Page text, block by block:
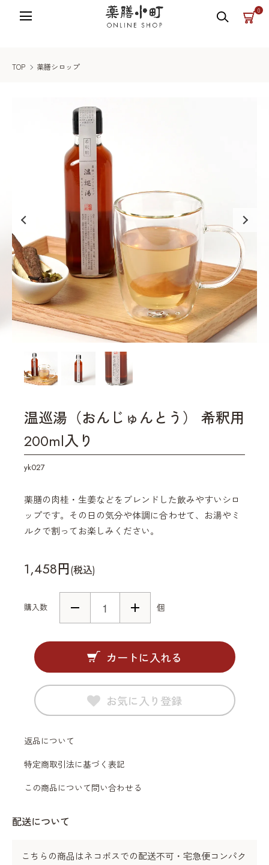
薬膳小町の公式オンラインショップ 0
TOP 薬膳シロップ
温巡湯（おんじゅんとう） 希釈用
200ml入り
yk027
薬膳の肉桂・生姜などをブレンドした飲みやすいシロ
ップです。その日の気分や体調に合わせて、お湯やミ
ルクで割ってお楽しみください。
1,458円(税込)
購入数 個
カートに入れる
お気に入り登録
返品について
特定商取引法に基づく表記
この商品について問い合わせる
配送について
こちらの商品はネコポスでの配送不可・宅急便コンパク